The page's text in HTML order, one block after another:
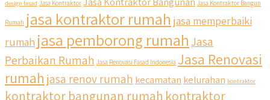
design fasad Jasa Kontraktor Jasa Kontraktor Bangun
Rumah jasa kontraktor rumah jasa memperbaiki
rumah jasa pemborong rumahJasa
Perbaikan Rumah Jasa Renovasi Fasad Indonesia Jasa Renovasi
rumah jasa renov rumah kecamatan kelurahan kontraktor
kontraktor bangunan rumah kontraktor